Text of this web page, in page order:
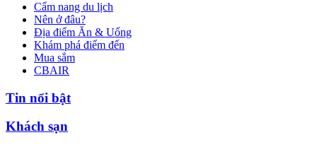
Cẩm nang du lịch
Nên ở đâu?
Địa điểm Ăn & Uống
Khám phá điểm đến
Mua sắm
CBAIR
Tin nổi bật
Khách sạn